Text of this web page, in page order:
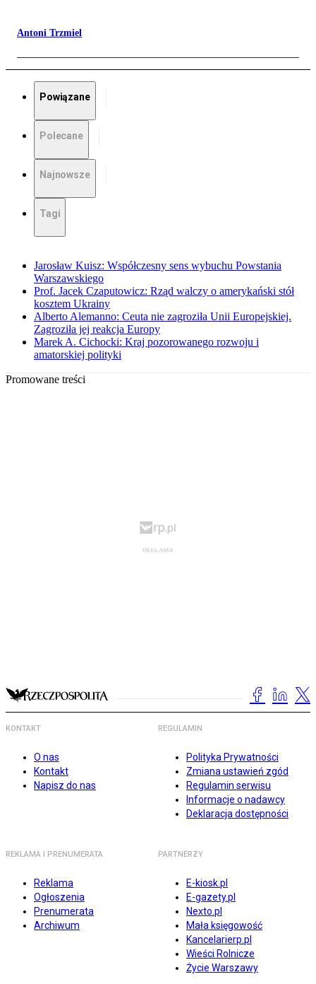
Antoni Trzmiel
Powiązane
Polecane
Najnowsze
Tagi
Jarosław Kuisz: Współczesny sens wybuchu Powstania
Warszawskiego
Prof. Jacek Czaputowicz: Rząd walczy o amerykański stół
kosztem Ukrainy
Alberto Alemanno: Ceuta nie zagroziła Unii Europejskiej.
Zagroziła jej reakcja Europy
Marek A. Cichocki: Kraj pozorowanego rozwoju i
amatorskiej polityki
Promowane treści
KONTAKT
O nas
Kontakt
Napisz do nas
REGULAMIN
Polityka Prywatności
Zmiana ustawień zgód
Regulamin serwisu
Informacje o nadawcy
Deklaracja dostępności
REKLAMA I PRENUMERATA
Reklama
Ogłoszenia
Prenumerata
Archiwum
PARTNERZY
E-kiosk.pl
E-gazety.pl
Nexto.pl
Mała księgowość
Kancelarierp.pl
Wieści Rolnicze
Życie Warszawy